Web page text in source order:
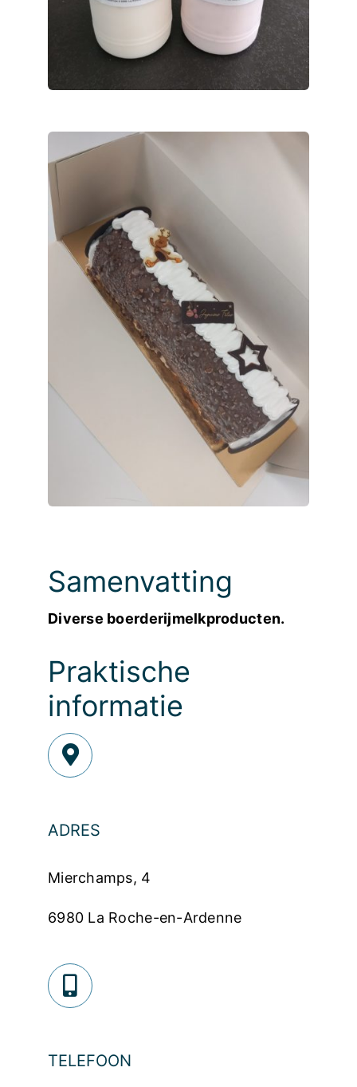
Samenvatting
Diverse boerderijmelkproducten.
Praktische
informatie
ADRES
Mierchamps, 4
6980 La Roche-en-Ardenne
TELEFOON